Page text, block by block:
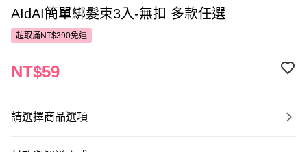
AIdAI簡單綁髮束3入-無扣 多款任選
超取滿NT$390免運
NT$59
請選擇商品選項